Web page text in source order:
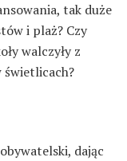
tak duże
i plaż? Czy
walczyły z
świetlicach?
dając